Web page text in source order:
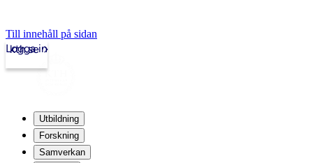
Till innehåll på sidan
kth.se
Logga in
Utbildning
Forskning
Samverkan